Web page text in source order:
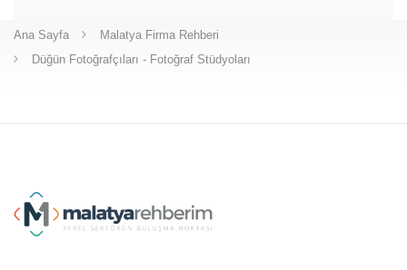
Ana Sayfa
Malatya Firma Rehberi
Düğün Fotoğrafçıları - Fotoğraf Stüdyoları